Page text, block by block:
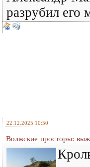
разрубил его
22.12.2025 10:50
Волжские просторы: